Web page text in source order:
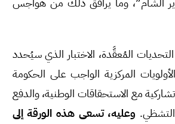
المُعقَّدة، الاختبار الذي سيُحدد
المركزية الواجب على الحكومة
مع الاستحقاقات الوطنية، والدفع
وعليه، تسعى هذه الورقة إلى